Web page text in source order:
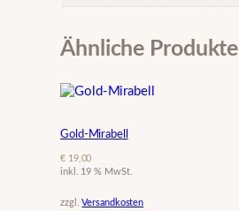
Ähnliche Produkte
Gold-Mirabell
€19,00
inkl. 19 % MwSt.
zzgl.Versandkosten